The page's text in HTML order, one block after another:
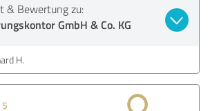
& Bewertung zu:
GmbH & Co. KG
H.